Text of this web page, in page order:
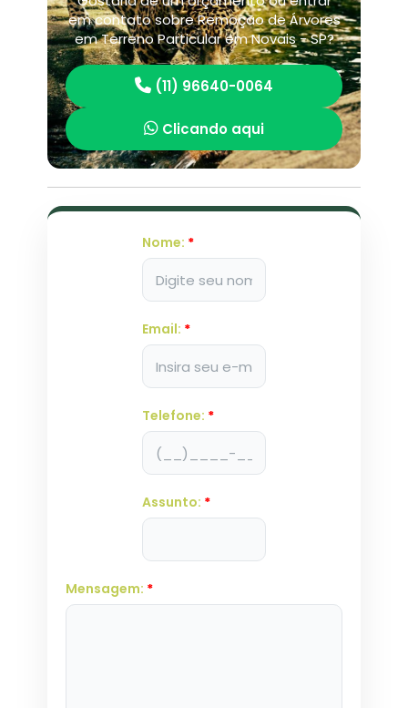
em contato sobre Remoção de Árvores
em Terreno Particular em Novais - SP?
(11) 96640-0064
Clicando aqui
Nome: *
Email: *
Telefone: *
Assunto: *
Mensagem: *